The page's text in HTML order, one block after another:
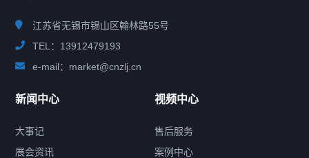
江苏省无锡市锡山区翰林路55号
TEL：13912479193
e-mail：market@cnzlj.cn
新闻中心
大事记
展会资讯
视频中心
售后服务
案例中心